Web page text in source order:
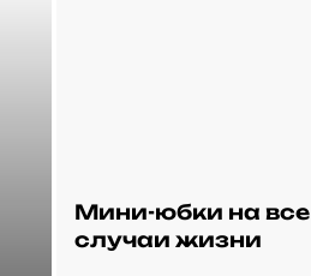
Мини-юбки на все
случаи жизни